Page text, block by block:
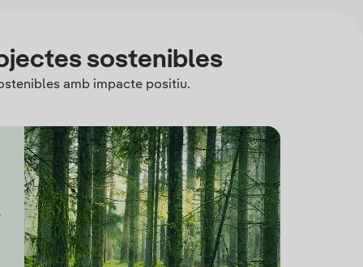
sostenibles
amb impacte positiu.